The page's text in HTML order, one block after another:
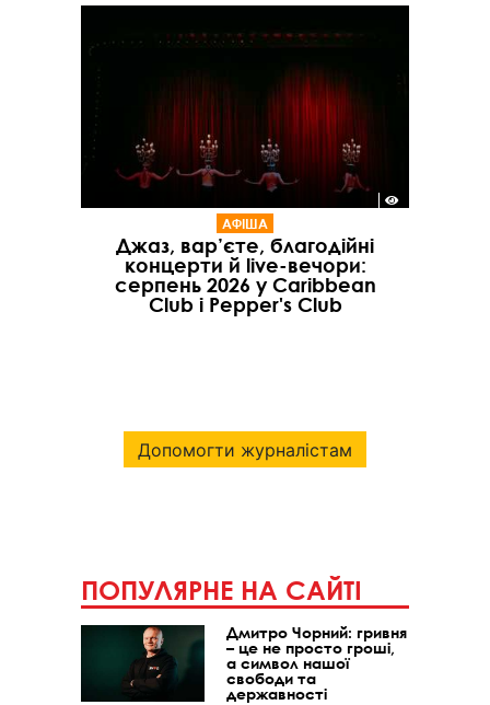
АФІША
Джаз, вар’єте, благодійні
концерти й live-вечори:
серпень 2026 у Caribbean
Club і Pepper's Club
Допомогти журналістам
ПОПУЛЯРНЕ НА САЙТІ
Дмитро Чорний: гривня
– це не просто гроші,
а символ нашої
свободи та
державності